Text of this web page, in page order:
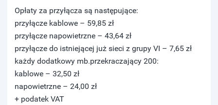
Opłaty za przyłącza są następujące:
przyłącze kablowe – 59,85 zł
przyłącze napowietrzne – 43,64 zł
przyłącze do istniejącej już sieci z grupy VI – 7,65 zł
każdy dodatkowy mb.przekraczający 200:
kablowe – 32,50 zł
napowietrzne – 24,00 zł
+ podatek VAT